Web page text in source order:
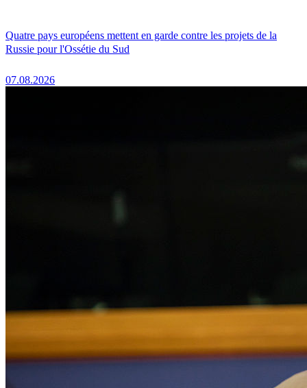
Quatre pays européens mettent en garde contre les projets de la
Russie pour l'Ossétie du Sud
07.08.2026